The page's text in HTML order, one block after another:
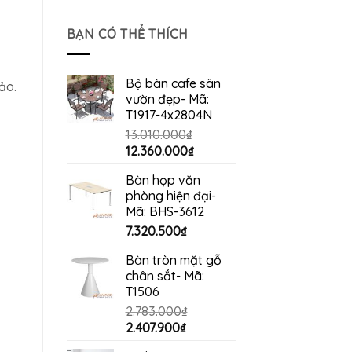
là:
1.900.000₫.
tại
là:
BẠN CÓ THỂ THÍCH
Bộ bàn cafe sân
vườn đẹp- Mã:
T1917-4x2804N
13.010.000₫
Giá
là:
13.010.000₫.
12.360.000₫Giá
tại
là:
12.360.000₫.
Bàn họp văn
phòng hiện đại-
Mã: BHS-3612
7.320.500₫
Bàn tròn mặt gỗ
chân sắt- Mã:
T1506
2.783.000₫
Giá
2.407.900₫Giá